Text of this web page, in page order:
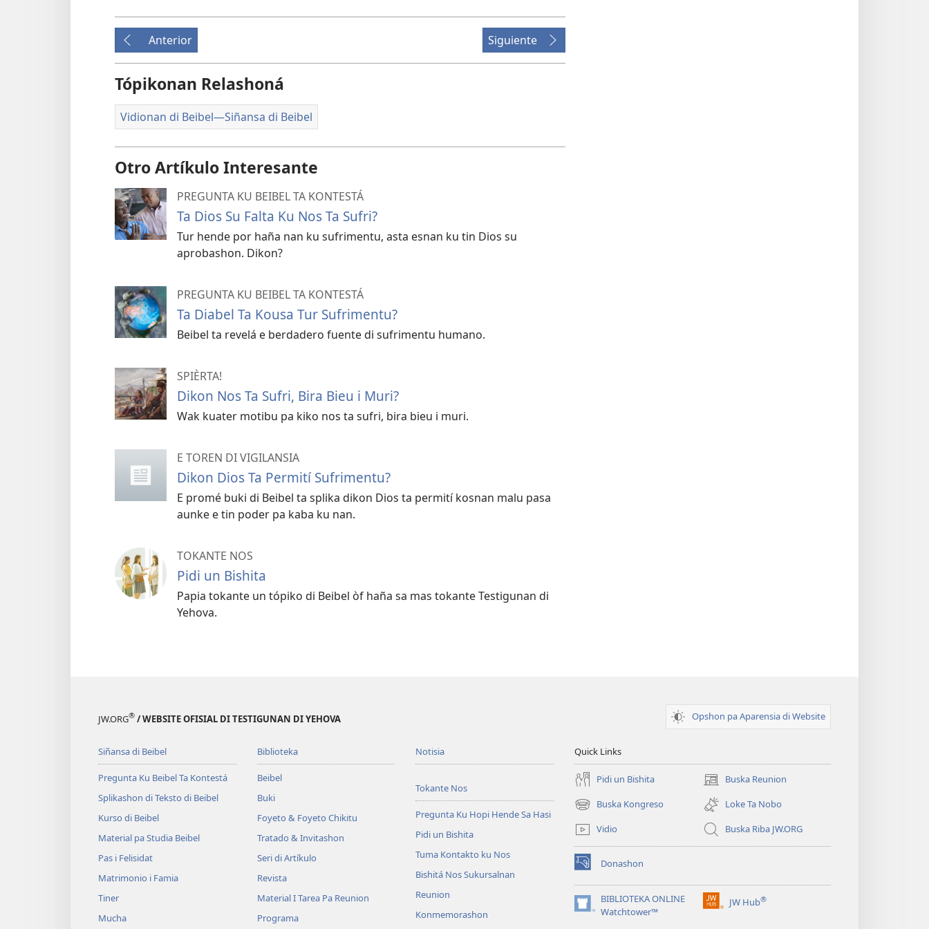
vidio
Anterior Siguiente
Tópikonan Relashoná
Vidionan di Beibel—Siñansa di Beibel
Otro Artíkulo Interesante
PREGUNTA KU BEIBEL TA KONTESTÁ
Ta Dios Su Falta Ku Nos Ta Sufri?
Tur hende por haña nan ku sufrimentu, asta esnan ku tin Dios su
aprobashon. Dikon?
PREGUNTA KU BEIBEL TA KONTESTÁ
Ta Diabel Ta Kousa Tur Sufrimentu?
Beibel ta revelá e berdadero fuente di sufrimentu humano.
SPIÈRTA!
Dikon Nos Ta Sufri, Bira Bieu i Muri?
Wak kuater motibu pa kiko nos ta sufri, bira bieu i muri.
E TOREN DI VIGILANSIA
Dikon Dios Ta Permití Sufrimentu?
E promé buki di Beibel ta splika dikon Dios ta permití kosnan malu pasa
aunke e tin poder pa kaba ku nan.
TOKANTE NOS
Pidi un Bishita
Papia tokante un tópiko di Beibel òf haña sa mas tokante Testigunan di
Yehova.
JW.ORG® / WEBSITE OFISIAL DI TESTIGUNAN DI YEHOVA Opshon pa Aparensia di Website
Siñansa di Beibel
Pregunta Ku Beibel Ta Kontestá
Splikashon di Teksto di Beibel
Kurso di Beibel
Material pa Studia Beibel
Pas i Felisidat
Matrimonio i Famia
Tiner
Mucha
Biblioteka
Beibel
Buki
Foyeto & Foyeto Chikitu
Tratado & Invitashon
Seri di Artíkulo
Revista
Material I Tarea Pa Reunion
Programa
Notisia
Tokante Nos
Pregunta Ku Hopi Hende Sa Hasi
Pidi un Bishita
Tuma Kontakto ku Nos
Bishitá Nos Sukursalnan
Reunion
Konmemorashon
Quick Links
Pidi un Bishita Buska Reunion
(opens
new
window)
Buska Kongreso
(opens
new
window)
Loke Ta Nobo
Vidio
Buska Riba JW.ORG
Donashon
(opens
new
window)BIBLIOTEKA ONLINE
Watchtower™
(opens
JW Hub®
(opens